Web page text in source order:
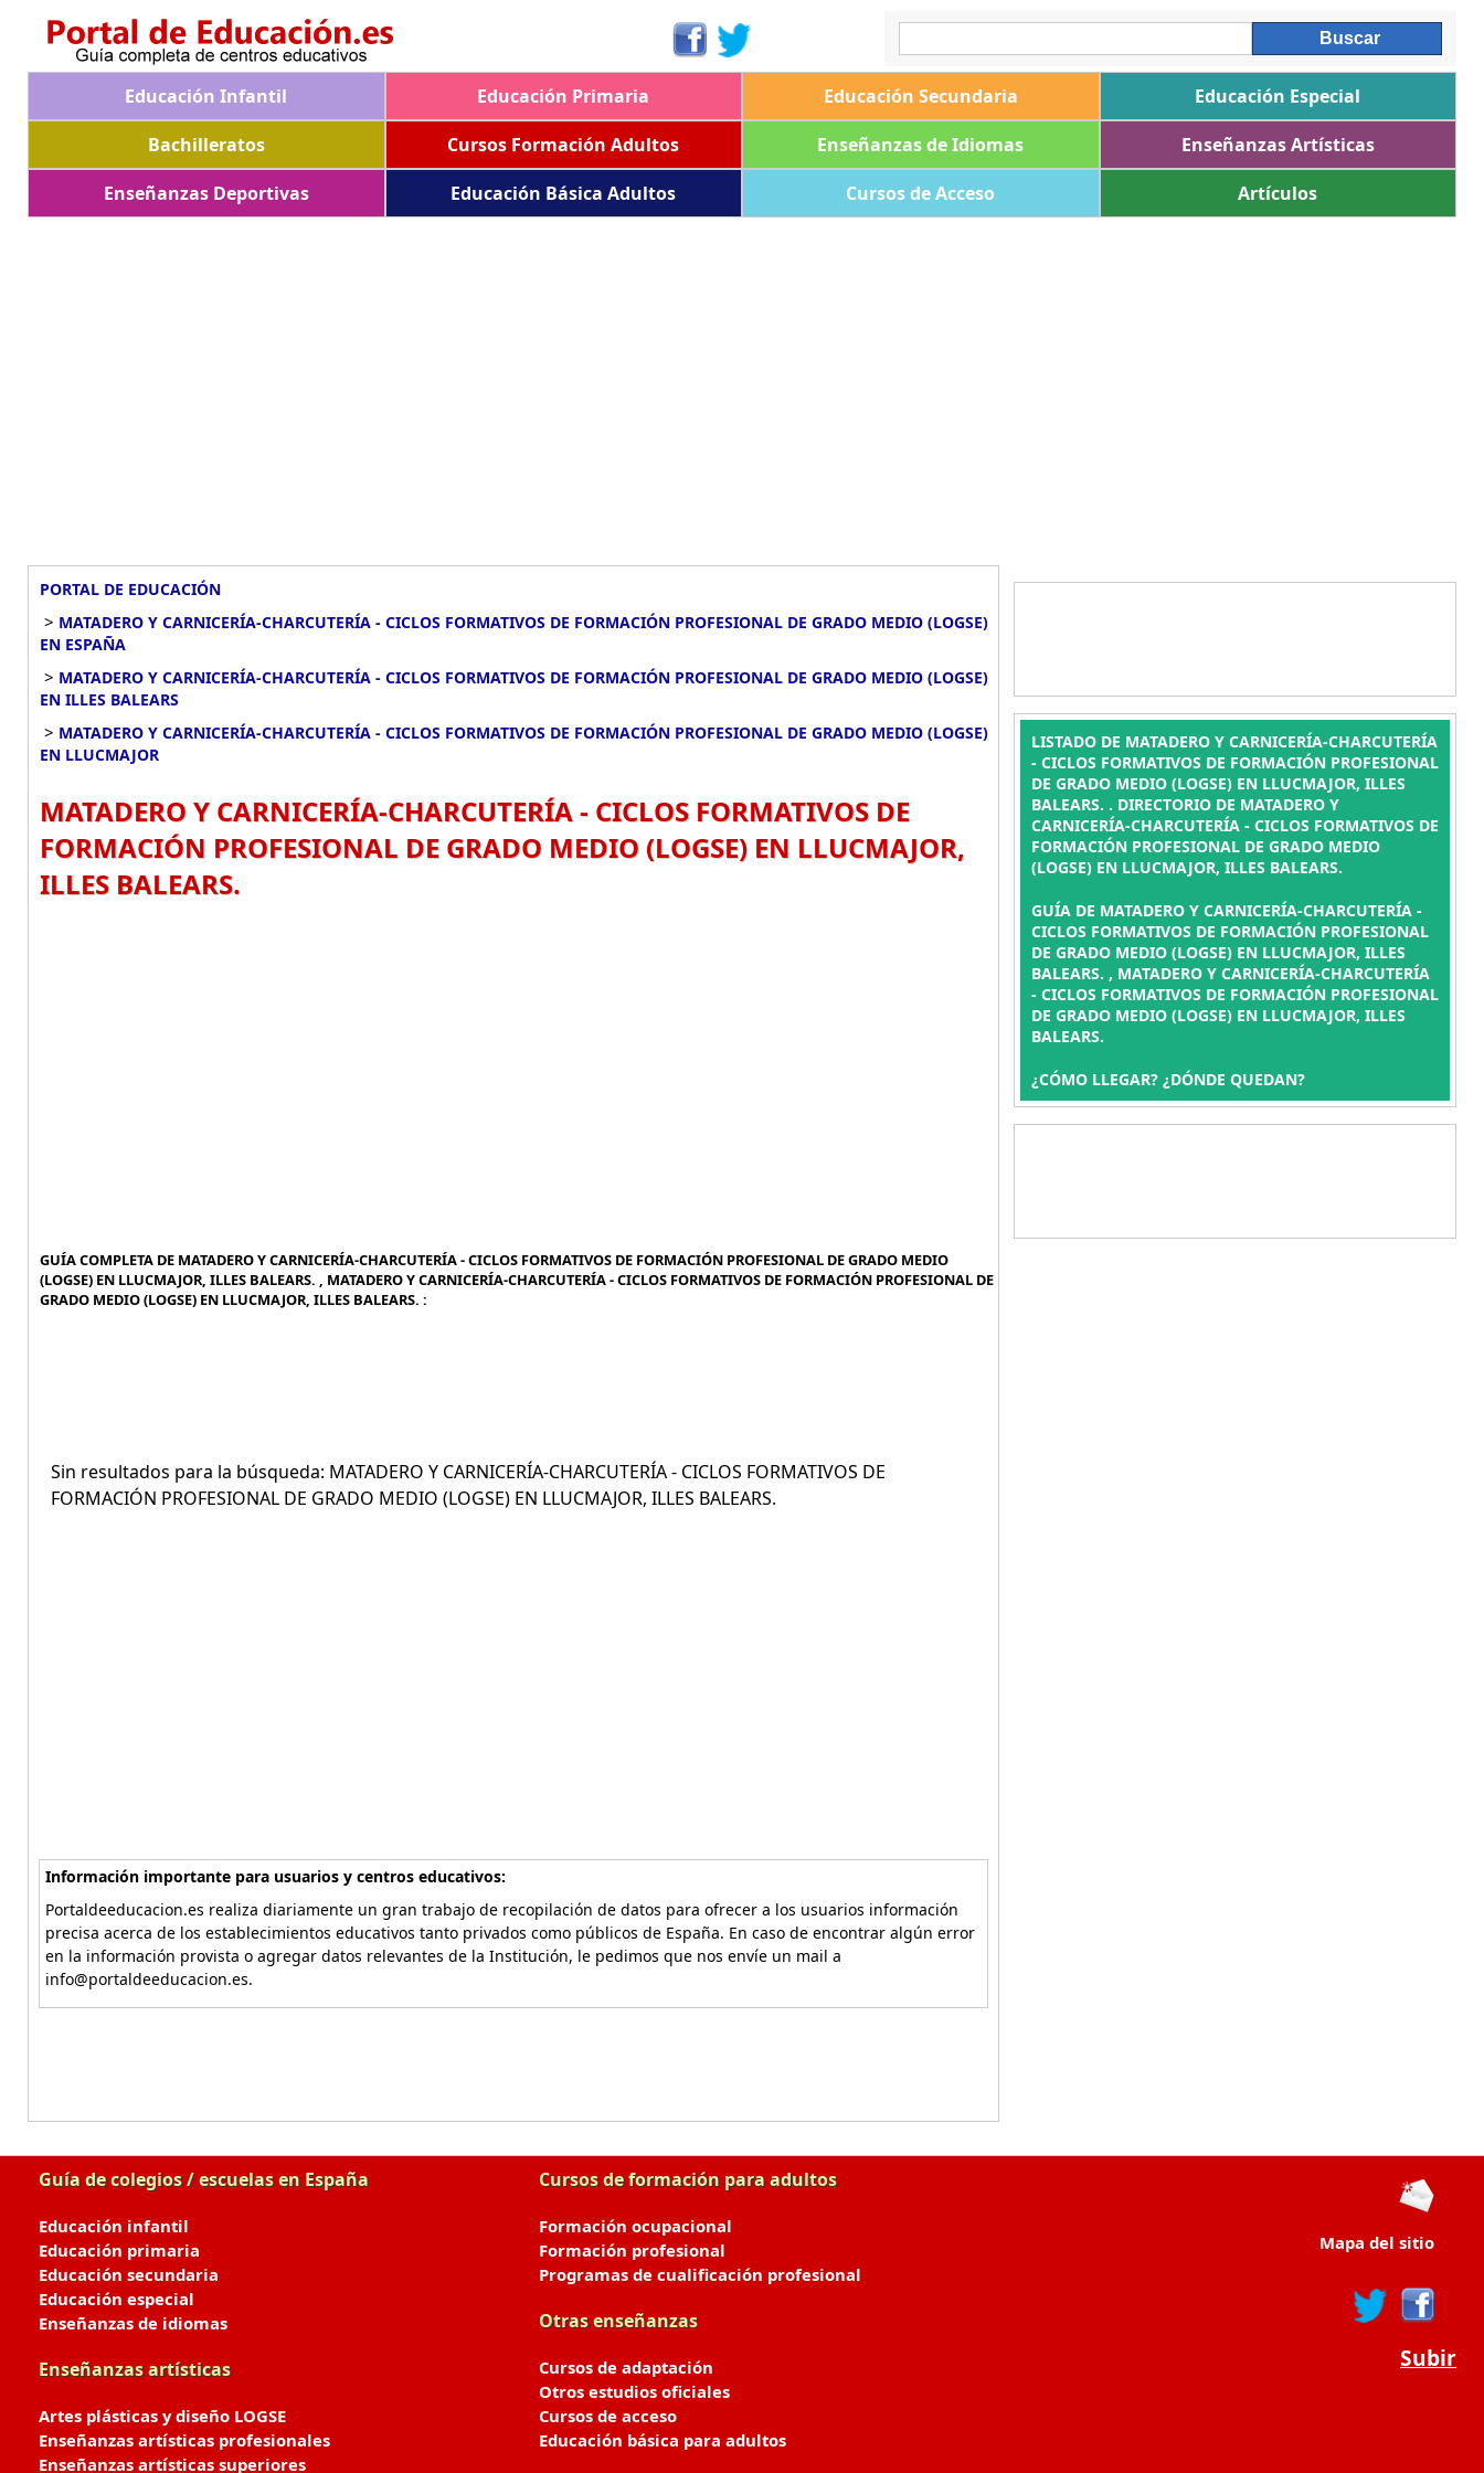
Educación Infantil Educación Primaria Educación Secundaria
Educación Especial
Bachilleratos
Cursos Formación Adultos Enseñanzas de Idiomas
Enseñanzas Artísticas
Enseñanzas Deportivas
Educación Básica Adultos Cursos de Acceso Artículos
PORTAL DE EDUCACIÓN
> MATADERO Y CARNICERÍA-CHARCUTERÍA - CICLOS FORMATIVOS DE FORMACIÓN PROFESIONAL DE GRADO MEDIO (LOGSE)
EN ESPAÑA
> MATADERO Y CARNICERÍA-CHARCUTERÍA - CICLOS FORMATIVOS DE FORMACIÓN PROFESIONAL DE GRADO MEDIO (LOGSE)
EN ILLES BALEARS
> MATADERO Y CARNICERÍA-CHARCUTERÍA - CICLOS FORMATIVOS DE FORMACIÓN PROFESIONAL DE GRADO MEDIO (LOGSE)
EN LLUCMAJOR
MATADERO Y CARNICERÍA-CHARCUTERÍA - CICLOS FORMATIVOS DE
FORMACIÓN PROFESIONAL DE GRADO MEDIO (LOGSE) EN LLUCMAJOR,
ILLES BALEARS.
GUÍA COMPLETA DE MATADERO Y CARNICERÍA-CHARCUTERÍA - CICLOS FORMATIVOS DE FORMACIÓN PROFESIONAL DE GRADO MEDIO
(LOGSE) EN LLUCMAJOR, ILLES BALEARS. , MATADERO Y CARNICERÍA-CHARCUTERÍA - CICLOS FORMATIVOS DE FORMACIÓN PROFESIONAL DE
GRADO MEDIO (LOGSE) EN LLUCMAJOR, ILLES BALEARS. :
Sin resultados para la búsqueda: MATADERO Y CARNICERÍA-CHARCUTERÍA - CICLOS FORMATIVOS DE
FORMACIÓN PROFESIONAL DE GRADO MEDIO (LOGSE) EN LLUCMAJOR, ILLES BALEARS.
Información importante para usuarios y centros educativos:
Portaldeeducacion.es realiza diariamente un gran trabajo de recopilación de datos para ofrecer a los usuarios información
precisa acerca de los establecimientos educativos tanto privados como públicos de España. En caso de encontrar algún error
en la información provista o agregar datos relevantes de la Institución, le pedimos que nos envíe un mail a
info@portaldeeducacion.es.
LISTADO DE MATADERO Y CARNICERÍA-CHARCUTERÍA
- CICLOS FORMATIVOS DE FORMACIÓN PROFESIONAL
DE GRADO MEDIO (LOGSE) EN LLUCMAJOR, ILLES
BALEARS. . DIRECTORIO DE MATADERO Y
CARNICERÍA-CHARCUTERÍA - CICLOS FORMATIVOS DE
FORMACIÓN PROFESIONAL DE GRADO MEDIO
(LOGSE) EN LLUCMAJOR, ILLES BALEARS.
GUÍA DE MATADERO Y CARNICERÍA-CHARCUTERÍA -
CICLOS FORMATIVOS DE FORMACIÓN PROFESIONAL
DE GRADO MEDIO (LOGSE) EN LLUCMAJOR, ILLES
BALEARS. , MATADERO Y CARNICERÍA-CHARCUTERÍA
- CICLOS FORMATIVOS DE FORMACIÓN PROFESIONAL
DE GRADO MEDIO (LOGSE) EN LLUCMAJOR, ILLES
BALEARS.
¿CÓMO LLEGAR? ¿DÓNDE QUEDAN?
Guía de colegios / escuelas en España
Educación infantil
Educación primaria
Educación secundaria
Educación especial
Enseñanzas de idiomas
Enseñanzas artísticas
Artes plásticas y diseño LOGSE
Enseñanzas artísticas profesionales
Enseñanzas artísticas superiores
Cursos de formación para adultos
Formación ocupacional
Formación profesional
Programas de cualificación profesional
Otras enseñanzas
Cursos de adaptación
Otros estudios oficiales
Cursos de acceso
Educación básica para adultos
Mapa del sitio
Subir